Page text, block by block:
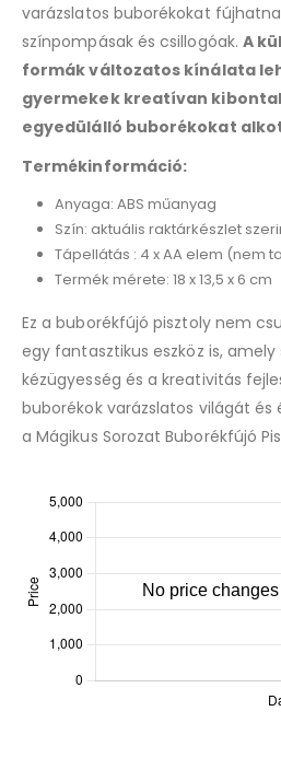
varázslatos buborékokat
színpompásak és csillogóak. A
formák változatos kínálata
gyermekek kreatívan
egyedülálló buborékokat
Termékinformáció:
Anyaga: ABS műanyag
Szín: aktuális raktárkészlet
Tápellátás : 4 x AA elem (nem
Termék mérete: 18 x 13,5 x 6 cm
Ez a buborékfújó pisztoly nem
egy fantasztikus eszköz is,
kézügyesség és a kreativitás
buborékok varázslatos világát
a Mágikus Sorozat Buborékfújó